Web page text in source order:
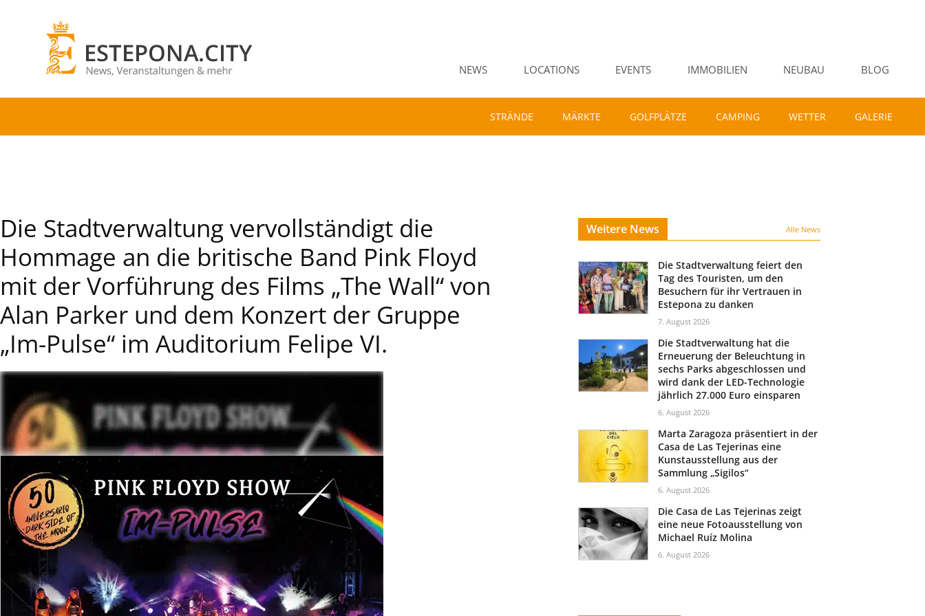
NEWS LOCATIONS EVENTS IMMOBILIEN NEUBAU BLOG
STRÄNDE MÄRKTE GOLFPLÄTZE CAMPING WETTER GALERIE
Die Stadtverwaltung vervollständigt die
Hommage an die britische Band Pink Floyd
mit der Vorführung des Films „The Wall“ von
Alan Parker und dem Konzert der Gruppe
„Im-Pulse“ im Auditorium Felipe VI.
Weitere News Alle News
Die Stadtverwaltung feiert den
Tag des Touristen, um den
Besuchern für ihr Vertrauen in
Estepona zu danken
7. August 2026
Die Stadtverwaltung hat die
Erneuerung der Beleuchtung in
sechs Parks abgeschlossen und
wird dank der LED-Technologie
jährlich 27.000 Euro einsparen
6. August 2026
Marta Zaragoza präsentiert in der
Casa de Las Tejerinas eine
Kunstausstellung aus der
Sammlung „Sigilos“
6. August 2026
Die Casa de Las Tejerinas zeigt
eine neue Fotoausstellung von
Michael Ruíz Molina
6. August 2026